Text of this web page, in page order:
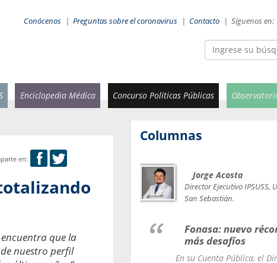
Conócenos | Preguntas sobre el coronavirus | Contacto | Síguenos en:
Enciclopedia Médica Concurso Políticas Públicas
en:
que la
nuestro perfil
Columnas
facultad de Odontología,
bucal?
nadie muere de caries ni de
Jorge Acosta
Director Ejecutivo IPSUSS,
San Sebastián.
Fonasa: nuevo
más desafíos
En su Cuenta Pública, el